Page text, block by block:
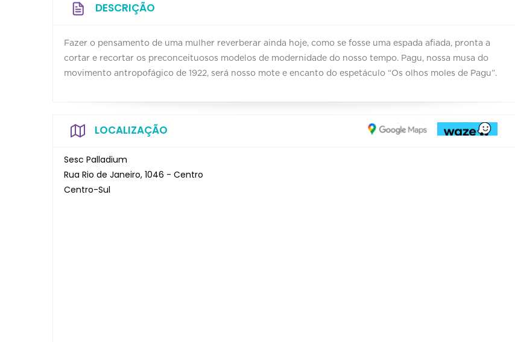
DESCRIÇÃO
Fazer o pensamento de uma mulher reverberar ainda hoje, como se fosse uma espada afiada, pronta a
cortar e recortar os preconceituosos modelos de modernidade do nosso tempo. Pagu, nossa musa do
movimento antropofágico de 1922, será nosso mote e encanto do espetáculo “Os olhos moles de Pagu”.
LOCALIZAÇÃO
Sesc Palladium
Rua Rio de Janeiro, 1046 - Centro
Centro-Sul